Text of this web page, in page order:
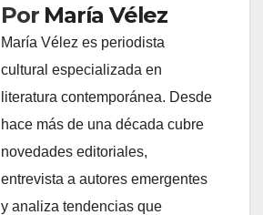
Por María Vélez
María Vélez es periodista
cultural especializada en
literatura contemporánea. Desde
hace más de una década cubre
novedades editoriales,
entrevista a autores emergentes
y analiza tendencias que